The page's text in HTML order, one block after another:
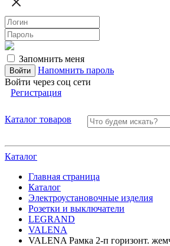
Запомнить меня
Напомнить пароль
Войти через соц сети
Регистрация
Каталог товаров
Каталог
Главная страница
Каталог
Электроустановочные изделия
Розетки и выключатели
LEGRAND
VALENA
VALENA Рамка 2-п горизонт.